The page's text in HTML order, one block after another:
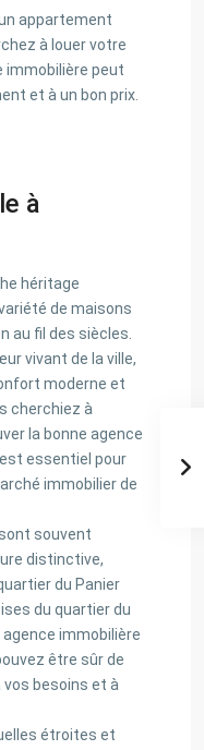
appartement
à louer votre
immobilière peut
et à un bon prix.
à
héritage
de maisons
au fil des siècles.
vivant de la ville,
moderne et
cherchiez à
la bonne agence
essentiel pour
immobilier de
souvent
distinctive,
du Panier
du quartier du
agence immobilière
être sûr de
vos besoins et à
étroites et